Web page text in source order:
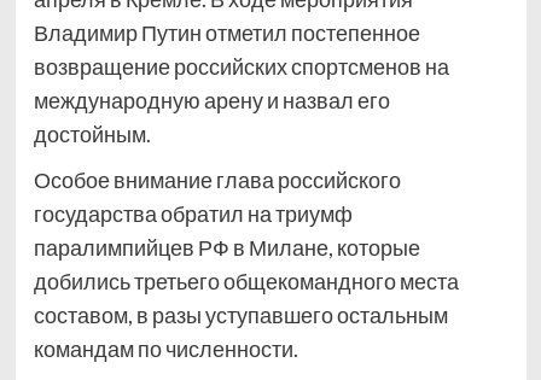
Владимир Путин отметил постепенное
возвращение российских спортсменов на
международную арену и назвал его
достойным.
Особое внимание глава российского
государства обратил на триумф
паралимпийцев РФ в Милане, которые
добились третьего общекомандного места
составом, в разы уступавшего остальным
командам по численности.